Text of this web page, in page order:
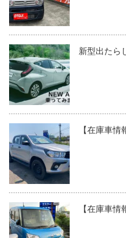
新型出たら
【在庫車
【在庫車